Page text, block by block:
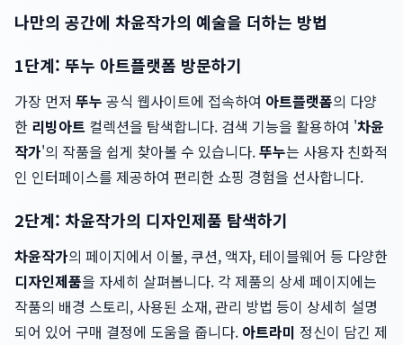
나만의 공간에 차윤작가의 예술을 더하는 방법
1단계: 뚜누 아트플랫폼 방문하기
가장 먼저 뚜누 공식 웹사이트에 접속하여 아트플랫폼의 다양
한 리빙아트 컬렉션을 탐색합니다. 검색 기능을 활용하여 '차윤
작가'의 작품을 쉽게 찾아볼 수 있습니다.뚜누는 사용자 친화적
인 인터페이스를 제공하여 편리한 쇼핑 경험을 선사합니다.
2단계: 차윤작가의 디자인제품 탐색하기
차윤작가의 페이지에서 이불, 쿠션, 액자, 테이블웨어 등 다양한
디자인제품을 자세히 살펴봅니다. 각 제품의 상세 페이지에는
작품의 배경 스토리, 사용된 소재, 관리 방법 등이 상세히 설명
되어 있어 구매 결정에 도움을 줍니다. 아트라미 정신이 담긴 제